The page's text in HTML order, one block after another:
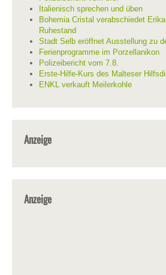
Italienisch sprechen und üben
Bohemia Cristal verabschiedet
Ruhestand
Stadt Selb eröffnet Ausstellung zu
Ferienprogramme im Porzellanikon
Polizeibericht vom 7.8.
Erste-Hilfe-Kurs des Malteser
ENKL verkauft Meilerkohle
Anzeige
Anzeige